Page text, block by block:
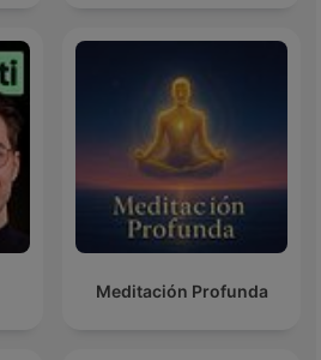
Meditación Profunda